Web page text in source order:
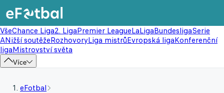
VšeChance Liga2. LigaPremier LeagueLaLigaBundesligaSerie
ANižší soutěžeRozhovoryLiga mistrůEvropská ligaKonferenční
ligaMistrovství světa
Více
eFotbal